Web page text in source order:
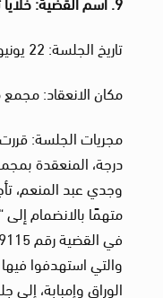
تاريخ الجلسة: 22 يونيو / حزيران 2025
مكان الانعقاد:
مجريات الجلسة: قررت
درجة، المنعقدة
متهمًا بالانضمام إلى
والتي استهدفوا